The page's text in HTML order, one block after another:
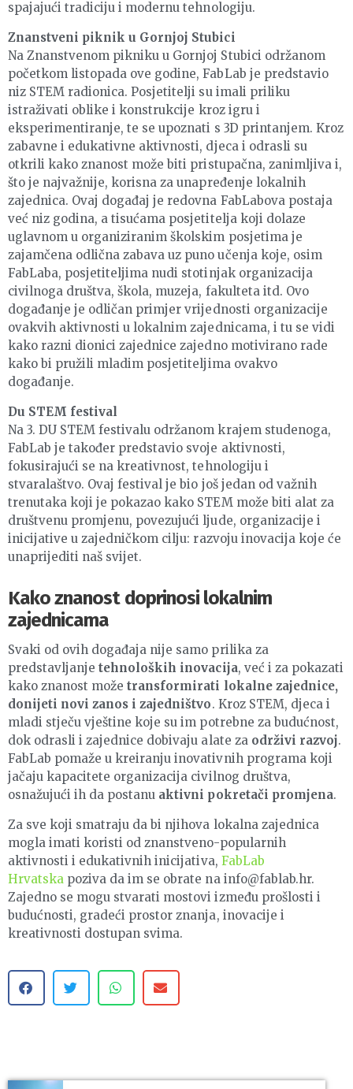
spajajući tradiciju i modernu tehnologiju.
Znanstveni piknik u Gornjoj Stubici
Na Znanstvenom pikniku u Gornjoj Stubici održanom
početkom listopada ove godine, FabLab je predstavio
niz STEM radionica. Posjetitelji su imali priliku
istraživati oblike i konstrukcije kroz igru i
eksperimentiranje, te se upoznati s 3D printanjem. Kroz
zabavne i edukativne aktivnosti, djeca i odrasli su
otkrili kako znanost može biti pristupačna, zanimljiva i,
što je najvažnije, korisna za unapređenje lokalnih
zajednica. Ovaj događaj je redovna FabLabova postaja
već niz godina, a tisućama posjetitelja koji dolaze
uglavnom u organiziranim školskim posjetima je
zajamčena odlična zabava uz puno učenja koje, osim
FabLaba, posjetiteljima nudi stotinjak organizacija
civilnoga društva, škola, muzeja, fakulteta itd. Ovo
događanje je odličan primjer vrijednosti organizacije
ovakvih aktivnosti u lokalnim zajednicama, i tu se vidi
kako razni dionici zajednice zajedno motivirano rade
kako bi pružili mladim posjetiteljima ovakvo
događanje.
Du STEM festival
Na 3. DU STEM festivalu održanom krajem studenoga,
FabLab je također predstavio svoje aktivnosti,
fokusirajući se na kreativnost, tehnologiju i
stvaralaštvo. Ovaj festival je bio još jedan od važnih
trenutaka koji je pokazao kako STEM može biti alat za
društvenu promjenu, povezujući ljude, organizacije i
inicijative u zajedničkom cilju: razvoju inovacija koje će
unaprijediti naš svijet.
Kako znanost doprinosi lokalnim
zajednicama
Svaki od ovih događaja nije samo prilika za
predstavljanjetehnoloških inovacija, već i za pokazati
kako znanost možetransformirati lokalne zajednice,
donijeti novi zanos i zajedništvo. Kroz STEM, djeca i
mladi stječu vještine koje su im potrebne za budućnost,
dok odrasli i zajednice dobivaju alate za održivi razvoj.
FabLab pomaže u kreiranju inovativnih programa koji
jačaju kapacitete organizacija civilnog društva,
osnažujući ih da postanu aktivni pokretači promjena.
Za sve koji smatraju da bi njihova lokalna zajednica
mogla imati koristi od znanstveno-popularnih
aktivnosti i edukativnih inicijativa, FabLab
Hrvatska poziva da im se obrate na info@fablab.hr.
Zajedno se mogu stvarati mostovi između prošlosti i
budućnosti, gradeći prostor znanja, inovacije i
kreativnosti dostupan svima.